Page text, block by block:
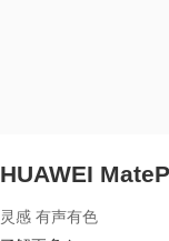
HUAWEI
灵感 有声有色